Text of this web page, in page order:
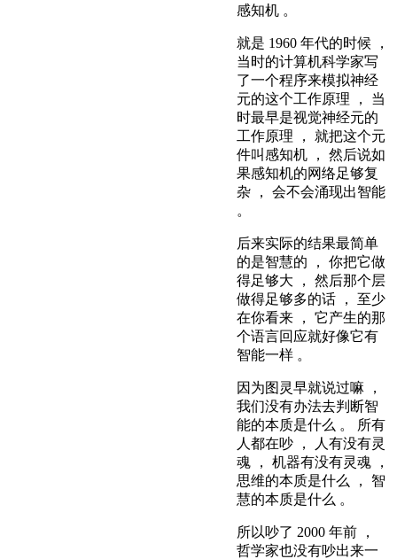
感知机 。
就是 1960 年代的时候 ，
当时的计算机科学家写
了一个程序来模拟神经
元的这个工作原理 ， 当
时最早是视觉神经元的
工作原理 ， 就把这个元
件叫感知机 ， 然后说如
果感知机的网络足够复
杂 ， 会不会涌现出智能
。
后来实际的结果最简单
的是智慧的 ， 你把它做
得足够大 ， 然后那个层
做得足够多的话 ， 至少
在你看来 ， 它产生的那
个语言回应就好像它有
智能一样 。
因为图灵早就说过嘛 ，
我们没有办法去判断智
能的本质是什么 。 所有
人都在吵 ， 人有没有灵
魂 ， 机器有没有灵魂 ，
思维的本质是什么 ， 智
慧的本质是什么 。
所以吵了 2000 年前 ，
哲学家也没有吵出来一